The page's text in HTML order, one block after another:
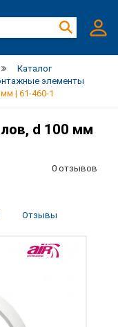
Каталог
элементы
| 61-460-1
d 100 мм
0 отзывов
Отзывы